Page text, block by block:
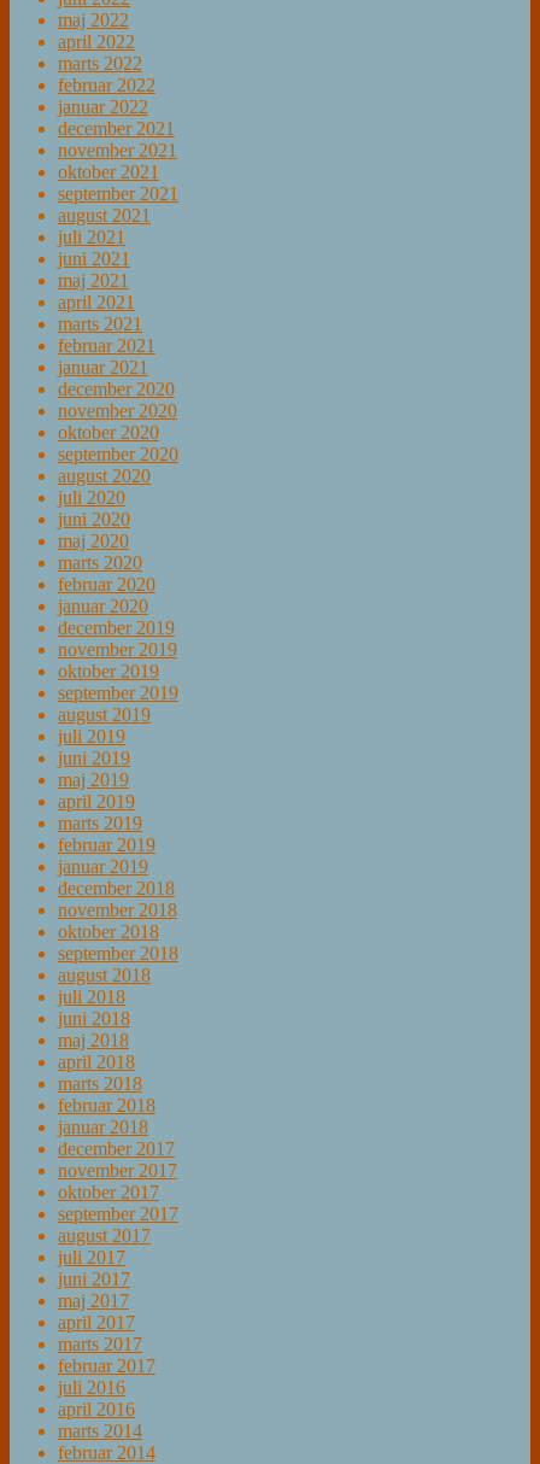
maj 2022
april 2022
marts 2022
februar 2022
januar 2022
december 2021
november 2021
oktober 2021
september 2021
august 2021
juli 2021
juni 2021
maj 2021
april 2021
marts 2021
februar 2021
januar 2021
december 2020
november 2020
oktober 2020
september 2020
august 2020
juli 2020
juni 2020
maj 2020
marts 2020
februar 2020
januar 2020
december 2019
november 2019
oktober 2019
september 2019
august 2019
juli 2019
juni 2019
maj 2019
april 2019
marts 2019
februar 2019
januar 2019
december 2018
november 2018
oktober 2018
september 2018
august 2018
juli 2018
juni 2018
maj 2018
april 2018
marts 2018
februar 2018
januar 2018
december 2017
november 2017
oktober 2017
september 2017
august 2017
juli 2017
juni 2017
maj 2017
april 2017
marts 2017
februar 2017
juli 2016
april 2016
marts 2014
februar 2014